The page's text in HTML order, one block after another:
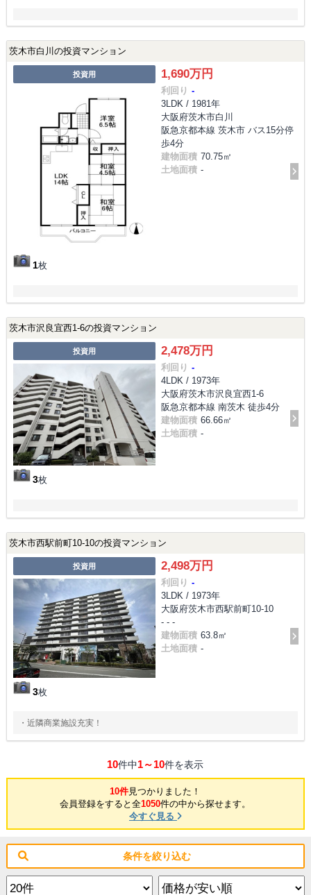
茨木市白川の投資マンション
投資用
1枚
1,690万円
利回り -
3LDK / 1981年
大阪府茨木市白川
阪急京都本線 茨木市 バス15分停
歩4分
建物面積 70.75㎡
土地面積 -
茨木市沢良宜西1-6の投資マンション
投資用
3枚
2,478万円
利回り -
4LDK / 1973年
大阪府茨木市沢良宜西1-6
阪急京都本線 南茨木 徒歩4分
建物面積 66.66㎡
土地面積 -
茨木市西駅前町10-10の投資マンション
投資用
3枚
2,498万円
利回り -
3LDK / 1973年
大阪府茨木市西駅前町10-10
- - -
建物面積 63.8㎡
土地面積 -
・近隣商業施設充実！
10件中1～10件を表示
10件見つかりました！
会員登録をすると全1050件の中から探せます。
今すぐ見る
条件を絞り込む